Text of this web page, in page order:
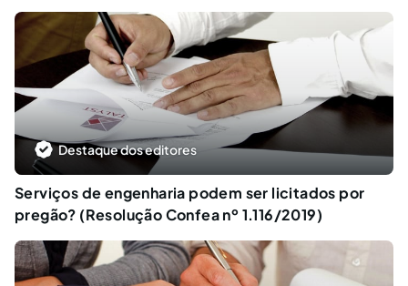
Destaque dos editores
Serviços de engenharia podem ser licitados por
pregão? (Resolução Confea nº 1.116/2019)